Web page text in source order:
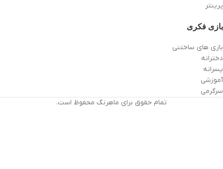
پرینتر
بازی فکری
بازی های ساختنی
دخترانه
پسرانه
آموزشی
سرگرمی
تمام حقوق برای ماهرنگ محفوظ است.